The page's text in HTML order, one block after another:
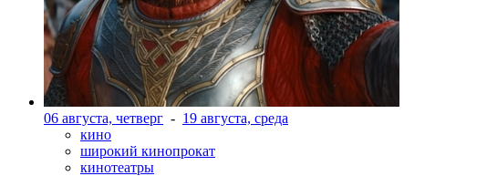
06 августа, четверг - 19 августа, среда
кино
широкий кинопрокат
кинотеатры